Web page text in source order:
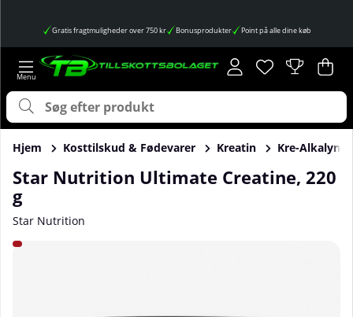
Gratis fragtmuligheder over 750 kr Bonusprodukter Point på alle dine køb
Ønskeliste
Antal på
. .
Hjem Kosttilskud & Fødevarer Kreatin Kre-Alkalyn
Star Nutrition Ultimate Creatine, 220
g
Star Nutrition
Produktbilleder Star Nutrition Ultimate Creatine, 220 g